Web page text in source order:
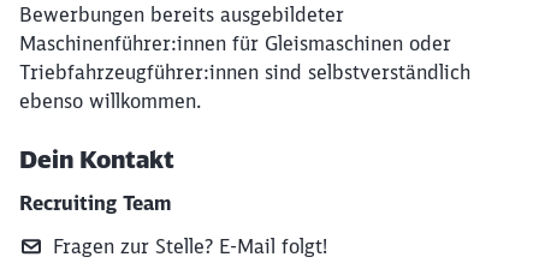
Bewerbungen bereits ausgebildeter
Maschinenführer:innen für Gleismaschinen oder
Triebfahrzeugführer:innen sind selbstverständlich
ebenso willkommen.
Dein Kontakt
Recruiting Team
Fragen zur Stelle? E‑Mail folgt!